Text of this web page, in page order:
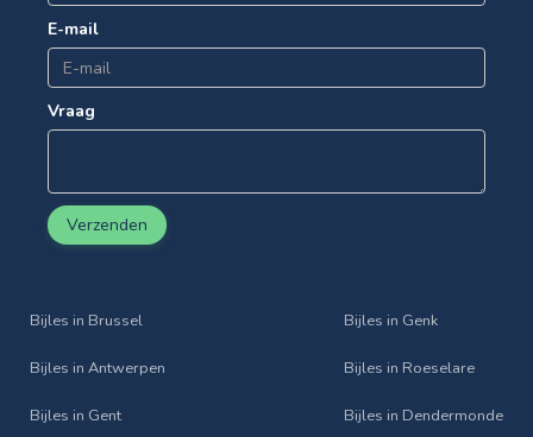
E-mail
Vraag
Verzenden
Bijles in Brussel
Bijles in Antwerpen
Bijles in Gent
Bijles in Genk
Bijles in Roeselare
Bijles in Dendermonde